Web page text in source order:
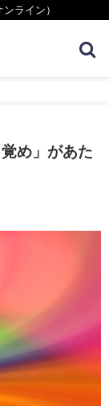
ライン）
め」があた